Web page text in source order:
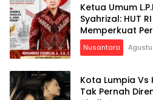
Ketua Umum
Syahrizal: HUT
Memperkuat
bagi Seluruh
Nusantara
Kota Lumpia Vs
Tak Pernah